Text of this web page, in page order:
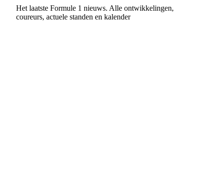
Het laatste Formule 1 nieuws. Alle ontwikkelingen,
coureurs, actuele standen en kalender